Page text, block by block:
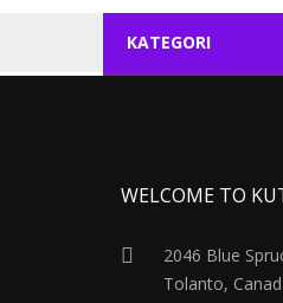
KATEGORI
WELCOME TO
2046 Blue
Tolanto,